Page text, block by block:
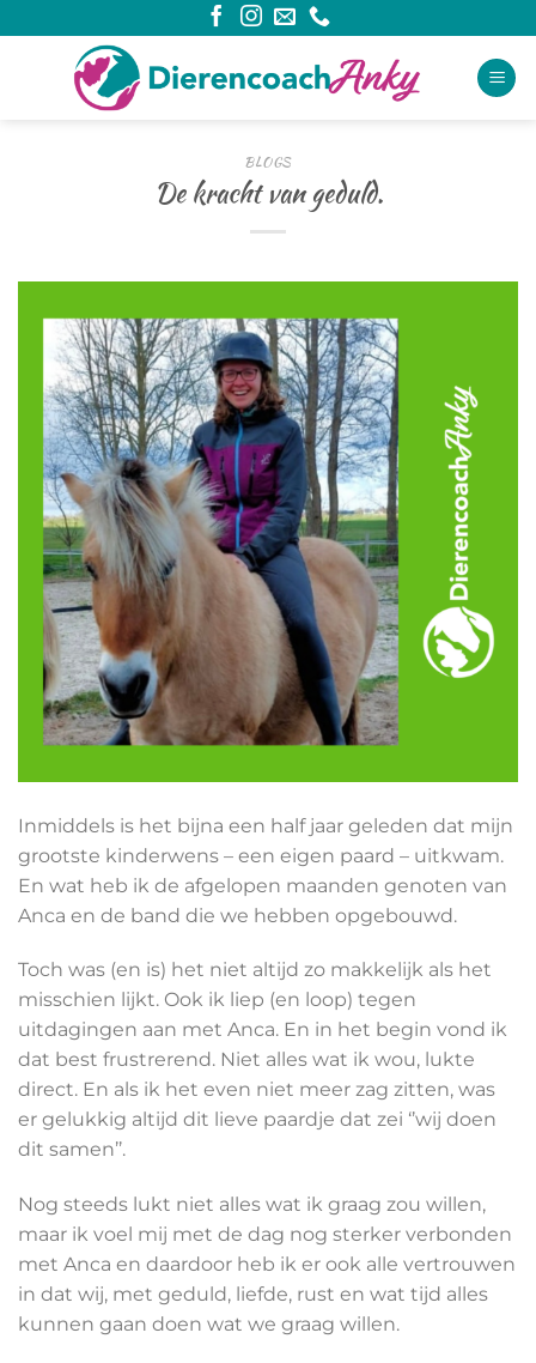
naar
BLOGS
De kracht van geduld.
Inmiddels is het bijna een half jaar geleden dat mijn
grootste kinderwens – een eigen paard – uitkwam.
En wat heb ik de afgelopen maanden genoten van
Anca en de band die we hebben opgebouwd.
Toch was (en is) het niet altijd zo makkelijk als het
misschien lijkt. Ook ik liep (en loop) tegen
uitdagingen aan met Anca. En in het begin vond ik
dat best frustrerend. Niet alles wat ik wou, lukte
direct. En als ik het even niet meer zag zitten, was
er gelukkig altijd dit lieve paardje dat zei ‘’wij doen
dit samen’’.
Nog steeds lukt niet alles wat ik graag zou willen,
maar ik voel mij met de dag nog sterker verbonden
met Anca en daardoor heb ik er ook alle vertrouwen
in dat wij, met geduld, liefde, rust en wat tijd alles
kunnen gaan doen wat we graag willen.